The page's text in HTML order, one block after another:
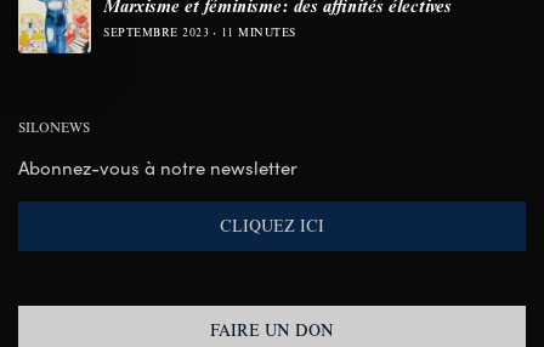
SEPTEMBRE 2023 11 MINUTES
SILONEWS
Abonnez-vous à notre newsletter
CLIQUEZ ICI
FAIRE UN DON